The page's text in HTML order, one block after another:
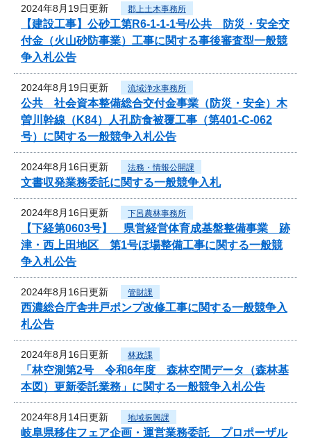
2024年8月19日更新 郡上土木事務所
【建設工事】公砂工第R6-1-1-1号/公共 防災・安全交
付金（火山砂防事業）工事に関する事後審査型一般競
争入札公告
2024年8月19日更新 流域浄水事務所
公共 社会資本整備総合交付金事業（防災・安全）木
曽川幹線（K84）人孔防食被覆工事（第401-C-062
号）に関する一般競争入札公告
2024年8月16日更新 法務・情報公開課
文書収発業務委託に関する一般競争入札
2024年8月16日更新 下呂農林事務所
【下経第0603号】 県営経営体育成基盤整備事業 跡
津・西上田地区 第1号ほ場整備工事に関する一般競
争入札公告
2024年8月16日更新 管財課
西濃総合庁舎井戸ポンプ改修工事に関する一般競争入
札公告
2024年8月16日更新 林政課
「林空測第2号 令和6年度 森林空間データ（森林基
本図）更新委託業務」に関する一般競争入札公告
2024年8月14日更新 地域振興課
岐阜県移住フェア企画・運営業務委託 プロポーザル